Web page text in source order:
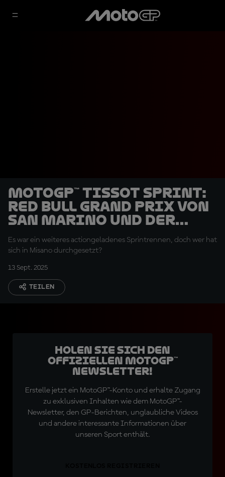
MotoGP™ Tissot Sprint:
Red Bull Grand Prix von
San Marino und der
Riviera von Rimini
Es war ein weiteres actiongeladenes Sprintrennen, doch wer hat
sich in Misano durchgesetzt?
13 Sept. 2025
TEILEN
Holen Sie sich den
offiziellen MotoGP™
Newsletter!
Erstelle jetzt ein MotoGP™-Konto und erhalte Zugang
zu exklusiven Inhalten wie dem MotoGP™-
Newsletter, den GP-Berichten, unglaubliche Videos
und andere interessante Informationen über
unseren Sport enthält.